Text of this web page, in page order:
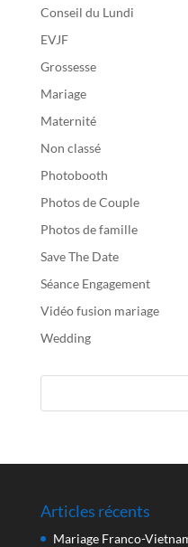
Conseil du Lundi
EVJF
Grossesse
Mariage
Maternité
Non classé
Photobooth
Photos de Couple
Photos de famille
Save The Date
Séance Engagement
Vidéo fusion mariage
Wedding
Articles récents
Mariage Franco-